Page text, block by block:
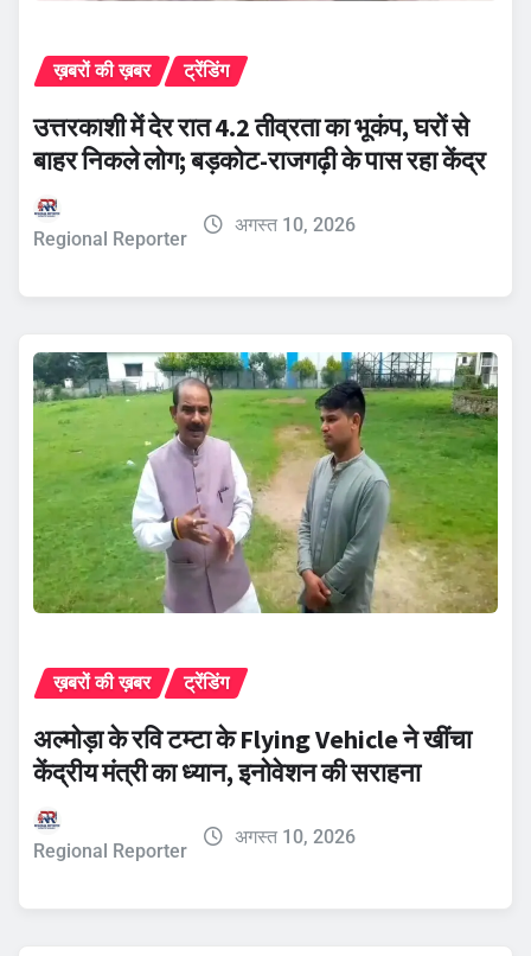
ख़बरों की ख़बर ट्रेंडिंग
उत्तरकाशी में देर रात 4.2 तीव्रता का भूकंप, घरों से
बाहर निकले लोग; बड़कोट-राजगढ़ी के पास रहा केंद्र
Regional Reporter
अगस्त 10, 2026
ख़बरों की ख़बर ट्रेंडिंग
अल्मोड़ा के रवि टम्टा के Flying Vehicle ने खींचा
केंद्रीय मंत्री का ध्यान, इनोवेशन की सराहना
Regional Reporter
अगस्त 10, 2026